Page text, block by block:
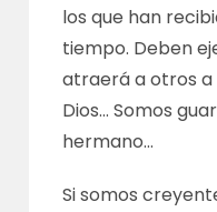
los que han
tiempo. Deben
atraerá a otros a
Dios… Somos
hermano…
Si somos